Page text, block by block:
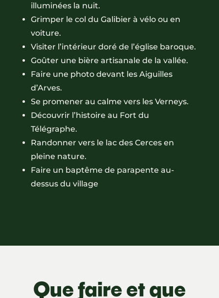
illuminées la nuit.
Grimper le col du Galibier à vélo ou en
voiture.
Visiter l’intérieur doré de l’église baroque.
Goûter une bière artisanale de la vallée.
Faire une photo devant les Aiguilles
d’Arves.
Se promener au calme vers les Verneys.
Découvrir l’histoire au Fort du
Télégraphe.
Randonner vers le lac des Cerces en
pleine nature.
Faire un baptême de parapente au-
dessus du village
Que faire et que